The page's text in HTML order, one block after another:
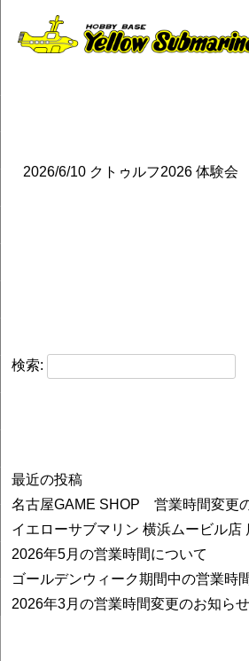
2026/6/10 クトゥルフ2026 体験会
検索:
最近の投稿
名古屋GAME SHOP 営業時間変更
イエローサブマリン 横浜ムービル店
2026年5月の営業時間について
ゴールデンウィーク期間中の営業時
2026年3月の営業時間変更のお知らせ